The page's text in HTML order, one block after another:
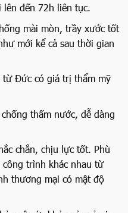
đến 72h liên tục.
mài mòn, trầy xước tốt
mới kể cả sau thời gian
từ Đức có giá trị thẩm mỹ
thấm nước, dễ dàng
chắn, chịu lực tốt. Phù
trình khác nhau từ
thương mại có mật độ